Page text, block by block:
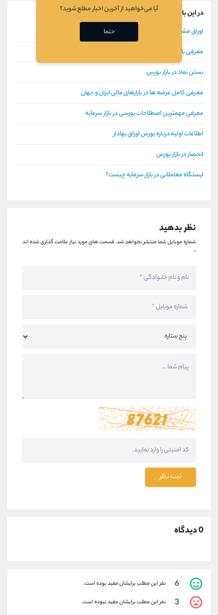
در این باره بیشتر بخوانید
اوراق مشارکت در بازار سرمایه
معرفی بازیگران بورس
بستن نماد در بازار بورس
معرفی کامل عرضه ها در بازارهای مالی ایران و جهان
معرفی مهمترین اصطلاحات بورسی در بازار سرمایه
اطلاعات اولیه درباره بورس اوراق بهادار
انحصار در بازار بورس
ایستگاه معاملاتی در بازار سرمایه چیست؟
نظر بدهید
شماره موبایل شما منتشر نخواهد شد.قسمت های مورد نیاز علامت گذاری شده اند
*
ثبت نظر
0 دیدگاه
6 نفر این مطلب برایشان مفید بوده است.
3 نفر این مطلب برایشان مفید نبوده است.
آیا می‌خواهید از آخرین اخبار مطلع شوید؟
حتما